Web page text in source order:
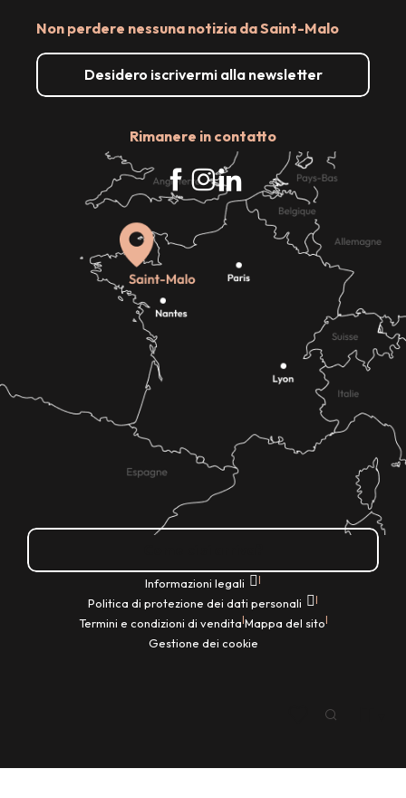
Non perdere nessuna notizia da Saint-Malo
Desidero iscrivermi alla newsletter
Rimanere in contatto
Informazioni legali |
Politica di protezione dei dati personali |
Termini e condizioni di vendita|Mappa del sito|
Gestione dei cookie